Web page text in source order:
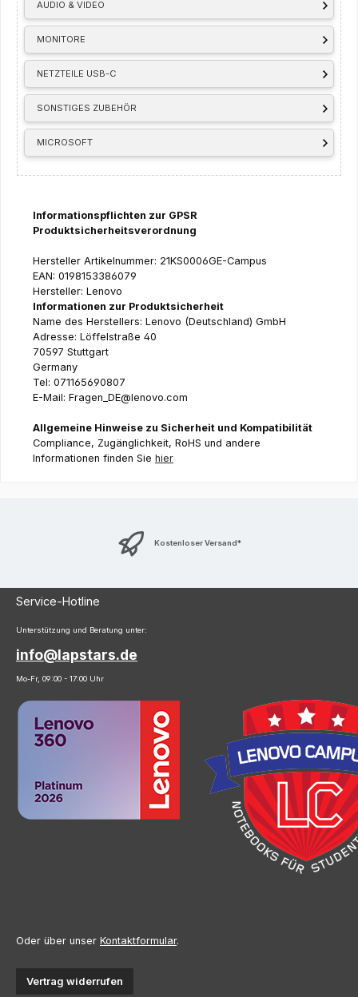
AUDIO & VIDEO
MONITORE
NETZTEILE USB-C
SONSTIGES ZUBEHÖR
MICROSOFT
Informationspflichten zur GPSR
Produktsicherheitsverordnung
Hersteller Artikelnummer: 21KS0006GE-Campus
EAN: 0198153386079
Hersteller: Lenovo
Informationen zur Produktsicherheit
Name des Herstellers: Lenovo (Deutschland) GmbH
Adresse: Löffelstraße 40
70597 Stuttgart
Germany
Tel: 071165690807
E-Mail: Fragen_DE@lenovo.com
Allgemeine Hinweise zu Sicherheit und Kompatibilität
Compliance, Zugänglichkeit, RoHS und andere
Informationen finden Sie hier
Kostenloser Versand*
Service-Hotline
Unterstützung und Beratung unter:
info@lapstars.de
Mo-Fr, 09:00 - 17:00 Uhr
Oder über unser Kontaktformular.
Vertrag widerrufen